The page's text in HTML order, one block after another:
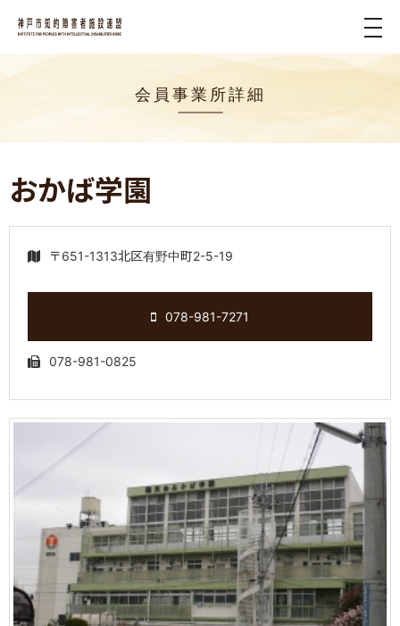
会員事業所詳細
おかば学園
〒651-1313北区有野中町2-5-19
078-981-7271
078-981-0825